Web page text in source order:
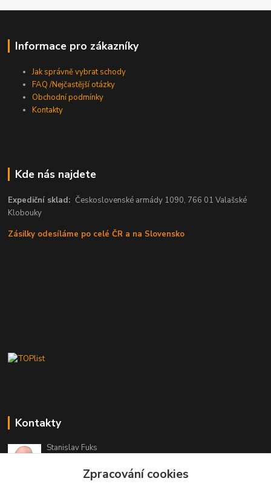
Informace pro zákazníky
Jak správně vybrat schody
FAQ /Nejčastější otázky
Obchodní podmínky
Kontakty
Kde nás najdete
Expediční sklad:Československé armády 1090, 766 01 Valašské
Klobouky
Zásilky odesíláme po celé ČR a na Slovensko
Kontakty
Stanislav Fuks
Po-Čt 7.00 - 16.00 hod. Pá 7.00 - 12.00 hod.
Zpracování cookies